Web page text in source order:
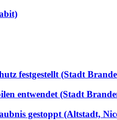
festgestellt (Stadt
entwendet (Stadt
gestoppt (Altstadt,